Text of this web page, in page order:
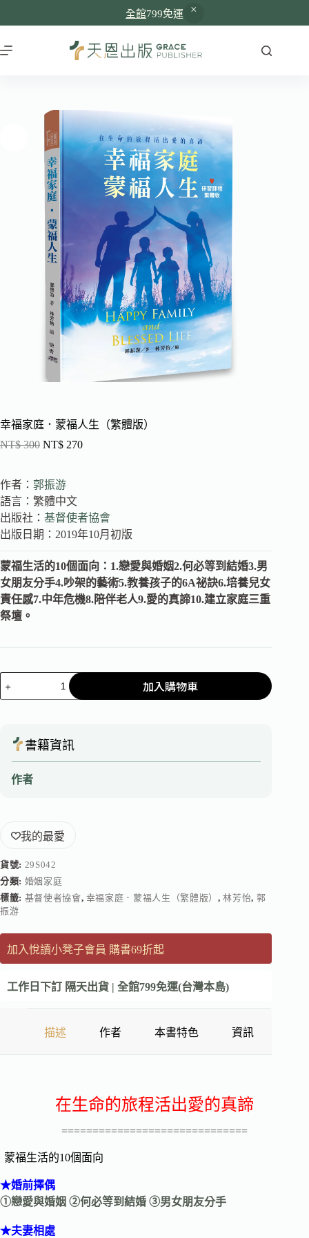
全館799免運
幸福家庭．蒙福人生（繁體版）
NT$300 NT$ 270
作者： 郭振游
語言：繁體中文
出版社： 基督使者協會
出版日期：2019年10月初版
蒙福生活的10個面向：1.戀愛與婚姻2.何必等到結婚3.男
女朋友分手4.吵架的藝術5.教養孩子的6A祕訣6.培養兒女
責任感7.中年危機8.陪伴老人9.愛的真諦10.建立家庭三重
祭壇。
加入購物車
書籍資訊
作者
我的最愛
貨號: 29S042
分類: 婚姻家庭
標籤: 基督使者協會, 幸福家庭．蒙福人生（繁體版） ,林芳怡, 郭
振游
加入悅讀小凳子會員 購書69折起
工作日下訂 隔天出貨 | 全館799免運(台灣本島)
描述 作者 本書特色 資訊
在生命的旅程活出愛的真諦
==============================
蒙福生活的10個面向
★婚前擇偶
①戀愛與婚姻 ②何必等到結婚 ③男女朋友分手
★夫妻相處